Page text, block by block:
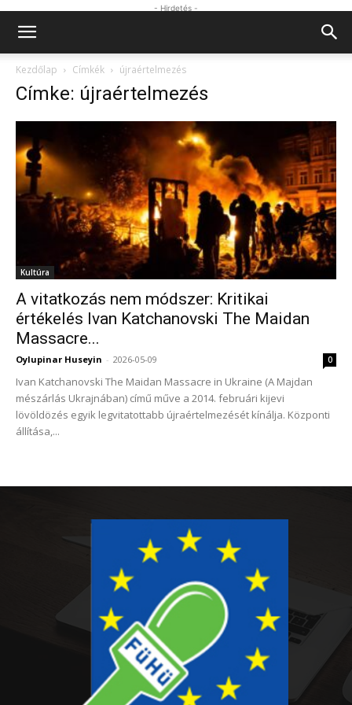
- Hirdetés -
Kezdőlap Címkék újraértelmezés
Címke: újraértelmezés
Kultúra
A vitatkozás nem módszer: Kritikai
értékelés Ivan Katchanovski The Maidan
Massacre...
Oylupinar Huseyin - 2026-05-09 0
Ivan Katchanovski The Maidan Massacre in Ukraine (A Majdan
mészárlás Ukrajnában) című műve a 2014. februári kijevi
lövöldözés egyik legvitatottabb újraértelmezését kínálja. Központi
állítása,...